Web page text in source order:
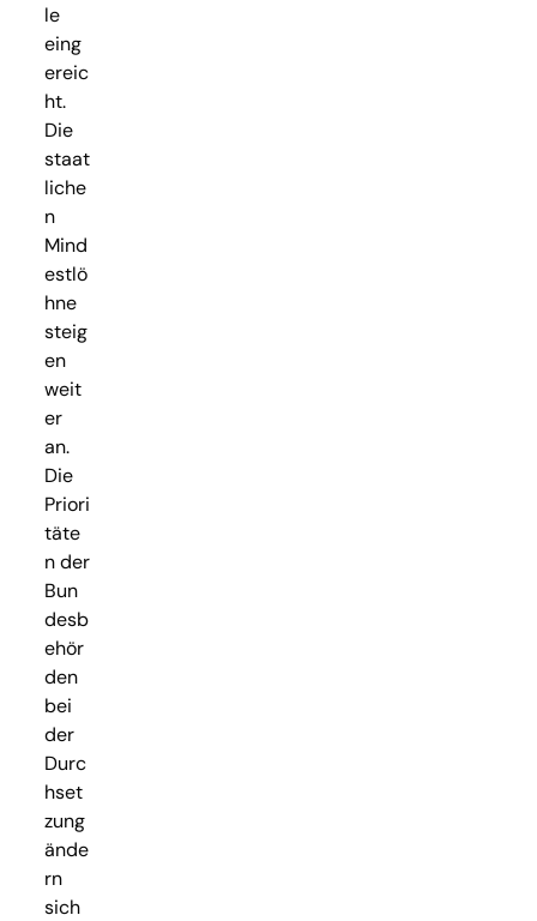
le
eing
ereic
ht.
Die
staat
liche
n
Mind
estlö
hne
steig
en
weit
er
an.
Die
Priori
täte
n der
Bun
desb
ehör
den
bei
der
Durc
hset
zung
ände
rn
sich